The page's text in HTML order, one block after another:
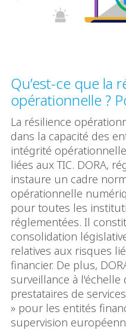
Qu’est-ce que la
opérationnelle ?
La résilience
dans la capacité des
intégrité
liées aux TIC. DORA,
instaure un cadre
opérationnelle
pour toutes les
réglementées. Il
consolidation
relatives aux risques
financier. De plus,
surveillance à l'échelle
prestataires de
» pour les entités
supervision